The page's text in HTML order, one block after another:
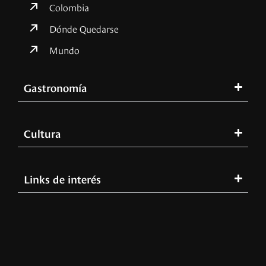
Colombia
Dónde Quedarse
Mundo
Gastronomía
Cultura
Links de interés